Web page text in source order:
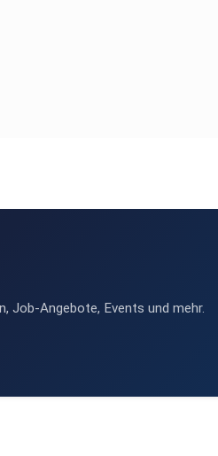
Job-Angebote, Events und mehr.